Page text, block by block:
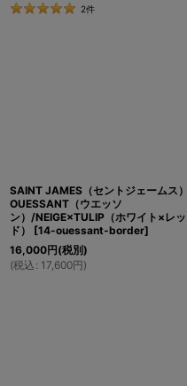
2件
SAINT JAMES（セントジェームス）
OUESSANT（ウエッソ
ン）/NEIGE×TULIP（ホワイト×レッ
ド）
[14-ouessant-border]
16,000円(税別)
(税込 : 17,600円)